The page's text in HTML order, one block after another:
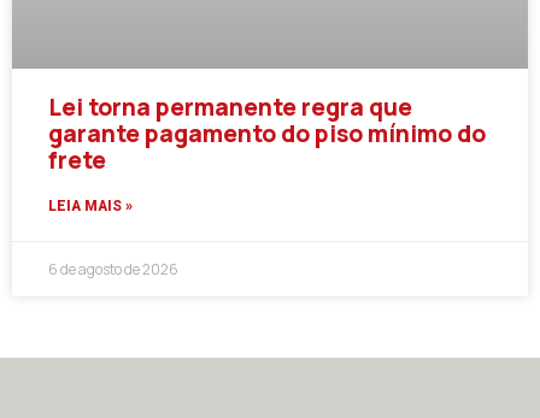
Lei torna permanente regra que
garante pagamento do piso mínimo do
frete
LEIA MAIS »
6 de agosto de 2026